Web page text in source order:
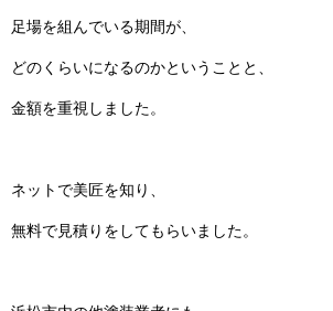
足場を組んでいる期間が、
どのくらいになるのかということと、
金額を重視しました。
ネットで美匠を知り、
無料で見積りをしてもらいました。